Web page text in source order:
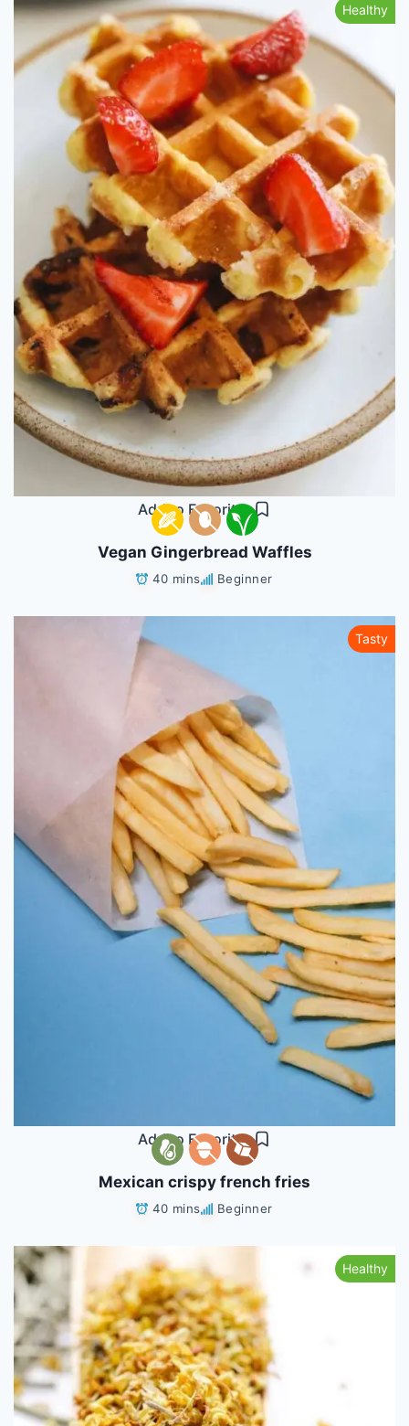
Add to Favorites
Healthy
Vegan Gingerbread Waffles
40 mins Beginner
Add to Favorites
Tasty
Mexican crispy french fries
40 mins Beginner
Healthy